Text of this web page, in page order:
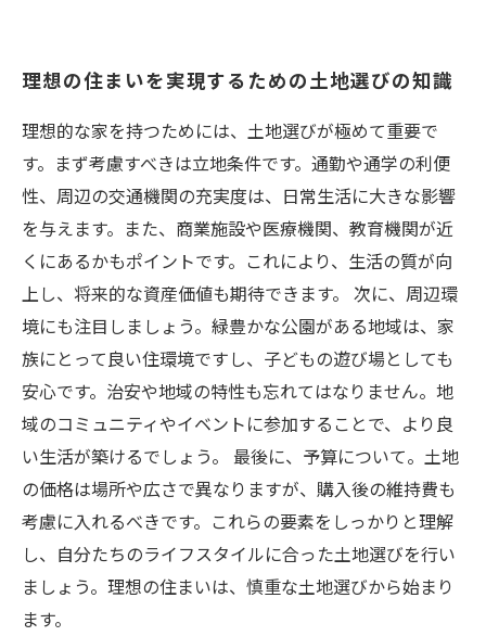
理想の住まいを実現するための土地選びの知識
理想的な家を持つためには、土地選びが極めて重要で
す。まず考慮すべきは立地条件です。通勤や通学の利便
性、周辺の交通機関の充実度は、日常生活に大きな影響
を与えます。また、商業施設や医療機関、教育機関が近
くにあるかもポイントです。これにより、生活の質が向
上し、将来的な資産価値も期待できます。 次に、周辺環
境にも注目しましょう。緑豊かな公園がある地域は、家
族にとって良い住環境ですし、子どもの遊び場としても
安心です。治安や地域の特性も忘れてはなりません。地
域のコミュニティやイベントに参加することで、より良
い生活が築けるでしょう。 最後に、予算について。土地
の価格は場所や広さで異なりますが、購入後の維持費も
考慮に入れるべきです。これらの要素をしっかりと理解
し、自分たちのライフスタイルに合った土地選びを行い
ましょう。理想の住まいは、慎重な土地選びから始まり
ます。